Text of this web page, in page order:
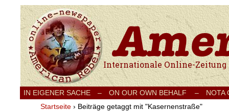
Internationale Onlinezeitung für Frieden,
IN EIGENER SACHE – ON OUR OWN BEHALF –
NOTA
Startseite › Beiträge getaggt mit "Kasernenstraße"